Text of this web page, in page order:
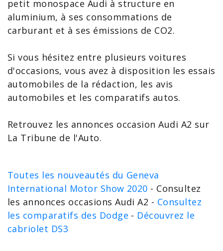
petit monospace Audi à structure en
aluminium, à ses consommations de
carburant et à ses émissions de CO2.
Si vous hésitez entre plusieurs voitures
d'occasions, vous avez à disposition les essais
automobiles de la rédaction, les avis
automobiles et les comparatifs autos.
Retrouvez les annonces occasion Audi A2 sur
La Tribune de l'Auto.
Toutes les nouveautés du Geneva
International Motor Show 2020 - Consultez
les annonces occasions Audi A2 - Consultez
les comparatifs des Dodge - Découvrez le
cabriolet DS3